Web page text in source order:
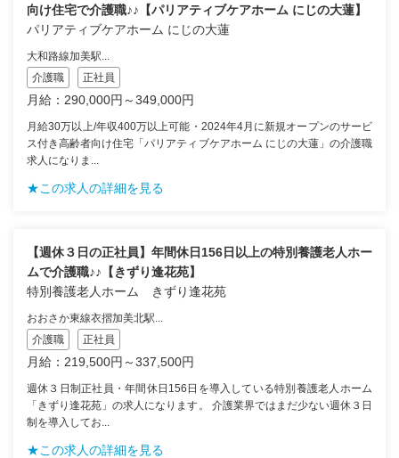
向け住宅で介護職♪♪【パリアティブケアホーム にじの大蓮】
パリアティブケアホーム にじの大蓮
大和路線加美駅...
介護職
正社員
月給：290,000円～349,000円
月給30万以上/年収400万以上可能・2024年4月に新規オープンのサービ
ス付き高齢者向け住宅「パリアティブケアホーム にじの大蓮」の介護職
求人になりま...
★この求人の詳細を見る
【週休３日の正社員】年間休日156日以上の特別養護老人ホー
ムで介護職♪♪【きずり逢花苑】
特別養護老人ホーム きずり逢花苑
おおさか東線衣摺加美北駅...
介護職
正社員
月給：219,500円～337,500円
週休３日制正社員・年間休日156日を導入している特別養護老人ホーム
「きずり逢花苑」の求人になります。 介護業界ではまだ少ない週休３日
制を導入してお...
★この求人の詳細を見る